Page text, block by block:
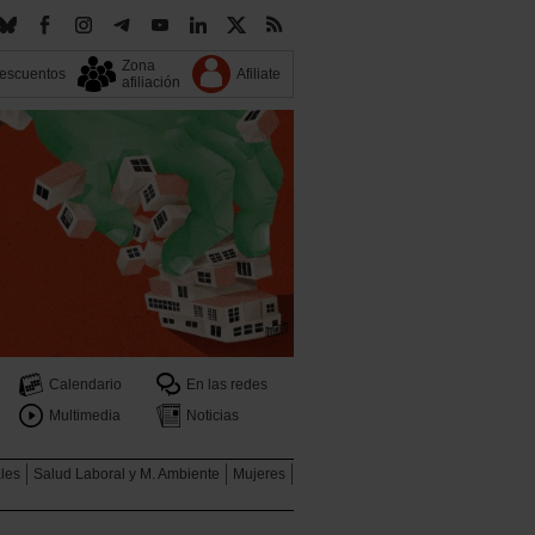
Zona
afiliación
Afiliate
Calendario
En las redes
Multimedia Noticias
Salud Laboral y M. Ambiente
Mujeres